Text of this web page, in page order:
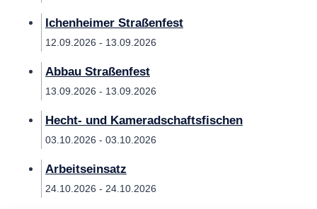
Ichenheimer Straßenfest
12.09.2026 - 13.09.2026
Abbau Straßenfest
13.09.2026 - 13.09.2026
Hecht- und Kameradschaftsfischen
03.10.2026 - 03.10.2026
Arbeitseinsatz
24.10.2026 - 24.10.2026